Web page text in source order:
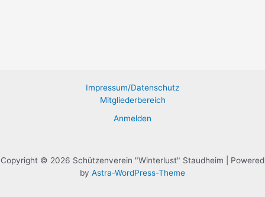
Impressum/Datenschutz
Mitgliederbereich
Anmelden
Copyright © 2026 Schützenverein "Winterlust" Staudheim | Powered
by Astra-WordPress-Theme